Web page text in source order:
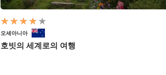
오세아니아
호빗의 세계로의 여행